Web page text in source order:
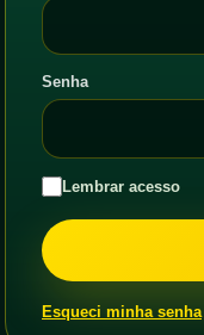
Senha
Lembrar acesso
Esqueci minha senha